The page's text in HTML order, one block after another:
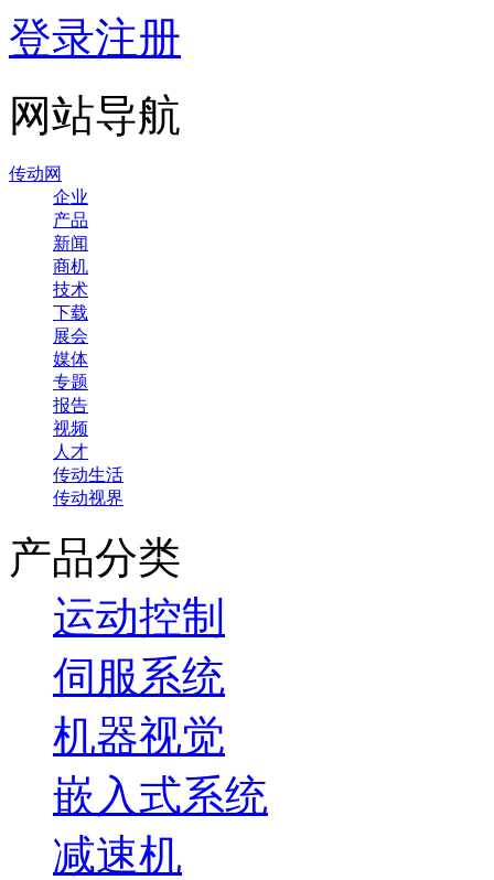
登录注册
网站导航
传动网
企业
产品
新闻
商机
技术
下载
展会
媒体
专题
报告
视频
人才
传动生活
传动视界
产品分类
运动控制
伺服系统
机器视觉
嵌入式系统
减速机